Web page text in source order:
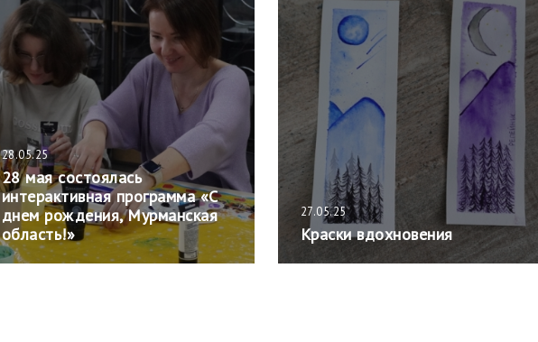
28.05.25
28 мая состоялась
интерактивная программа «С
днем рождения, Мурманская
область!»
27.05.25
Краски вдохновения